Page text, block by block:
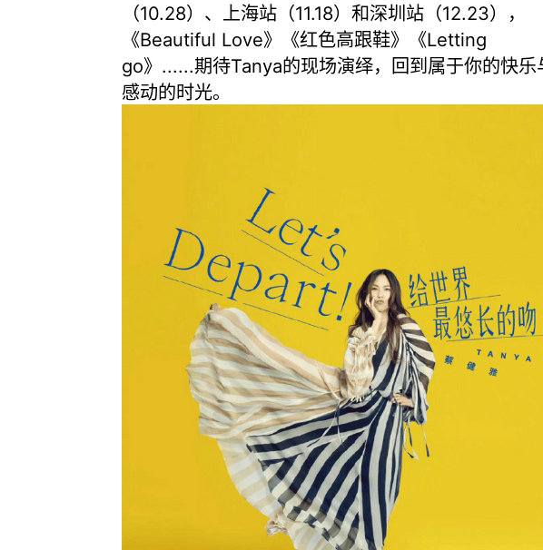
（10.28）、上海站（11.18）和深圳站（12.23），
《Beautiful Love》《红色高跟鞋》《Letting
go》......期待Tanya的现场演绎，回到属于你的快乐
感动的时光。